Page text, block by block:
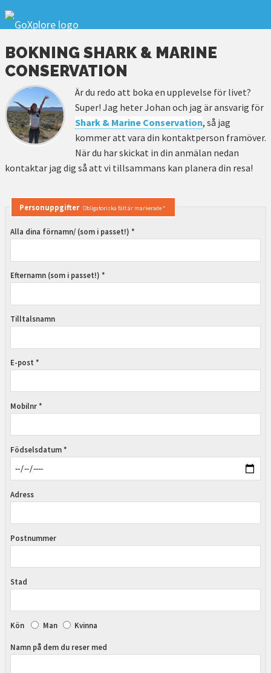
BOKNING SHARK & MARINE
CONSERVATION
Är du redo att boka en upplevelse för livet?
Super! Jag heter Johan och jag är ansvarig för
Shark & Marine Conservation, så jag
kommer att vara din kontaktperson framöver.
När du har skickat in din anmälan nedan
kontaktar jag dig så att vi tillsammans kan planera din resa!
Personuppgifter Obligatoriska fält är markerade *
Alla dina förnamn/ (som i passet!) *
Efternamn (som i passet!) *
Tilltalsnamn
E-post *
Mobilnr *
Födselsdatum *
Adress
Postnummer
Stad
Kön Man Kvinna
Namn på dem du reser med